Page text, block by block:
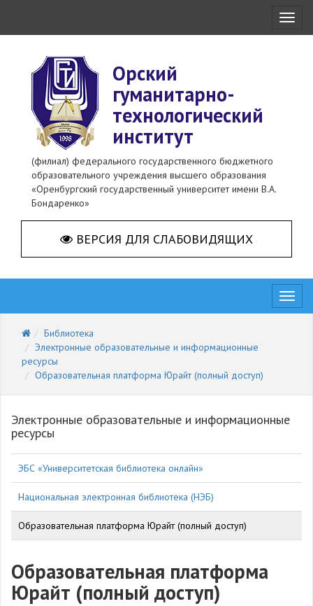
Орский
гуманитарно-
технологический
институт
(филиал) федерального государственного бюджетного
образовательного учреждения высшего образования
«Оренбургский государственный университет имени В.А.
Бондаренко»
ВЕРСИЯ ДЛЯ СЛАБОВИДЯЩИХ
Библиотека
Электронные образовательные и информационные
ресурсы
Образовательная платформа Юрайт (полный доступ)
Электронные образовательные и информационные
ресурсы
ЭБС «Университетская библиотека онлайн»
Национальная электронная библиотека (НЭБ)
Образовательная платформа Юрайт (полный доступ)
Образовательная платформа
Юрайт (полный доступ)